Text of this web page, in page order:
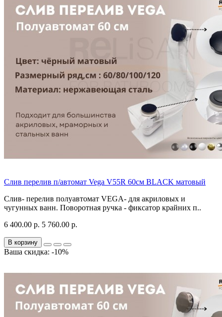
Слив перелив п/автомат Vega V55R 60см BLACK матовый
Слив- перелив полуавтомат VEGA- для акриловых и
чугунных ванн. Поворотная ручка - фиксатор крайних п..
6 400.00 р. 5 760.00 р.
В корзину
Ваша скидка: -10%